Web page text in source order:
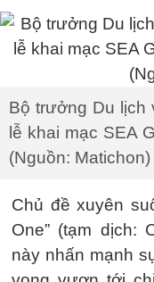
Bộ trưởng Du lịch
lễ khai mạc SEA
(Nguồn: Matichon)
Chủ đề xuyên
One” (tạm dịch:
này nhấn mạnh